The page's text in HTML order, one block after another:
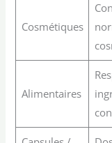
Cosmétiques
Alimentaires